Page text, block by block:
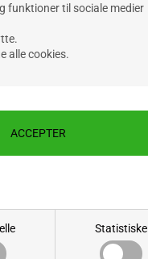
funktioner til sociale medier
alle cookies.
Statistiske